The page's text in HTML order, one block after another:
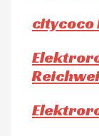
citycoco